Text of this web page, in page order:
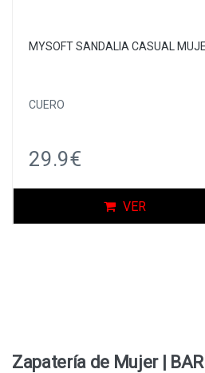
MYSOFT SANDALIA CASUAL
CUERO
29.9€
VER
Zapatería de Mujer|